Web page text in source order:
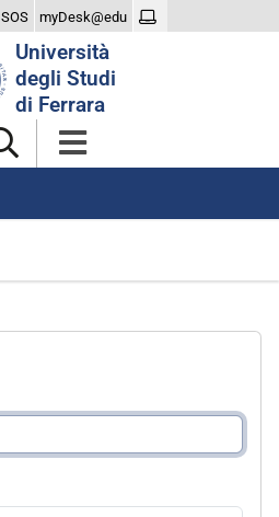
SOS myDesk@edu
Università
degli Studi
di Ferrara